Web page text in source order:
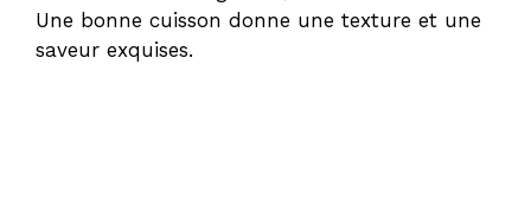
Une bonne cuisson donne une texture et une
saveur exquises.